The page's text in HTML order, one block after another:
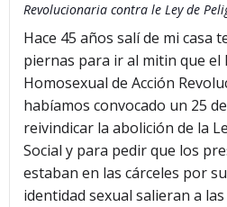
Revolucionaria contra le Ley de
Hace 45 años salí de mi casa
piernas para ir al mitin que el
Homosexual de Acción
habíamos convocado un 25
reivindicar la abolición de la
Social y para pedir que los
estaban en las cárceles por
identidad sexual salieran a las